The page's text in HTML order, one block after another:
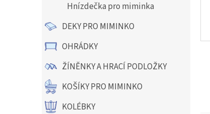
Hnízdečka pro miminka
DEKY PRO MIMINKO
OHRÁDKY
ŽÍNĚNKY A HRACÍ PODLOŽKY
KOŠÍKY PRO MIMINKO
KOLÉBKY